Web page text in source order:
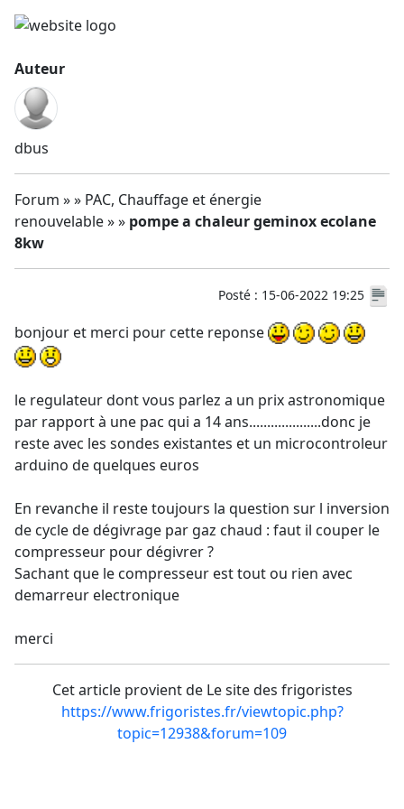
Auteur
dbus
Forum » » PAC, Chauffage et énergie
renouvelable » » pompe a chaleur geminox ecolane
8kw
Posté : 15-06-2022 19:25
bonjour et merci pour cette reponse
le regulateur dont vous parlez a un prix astronomique
par rapport à une pac qui a 14 ans....................donc je
reste avec les sondes existantes et un microcontroleur
arduino de quelques euros
En revanche il reste toujours la question sur l inversion
de cycle de dégivrage par gaz chaud : faut il couper le
compresseur pour dégivrer ?
Sachant que le compresseur est tout ou rien avec
demarreur electronique
merci
Cet article provient de Le site des frigoristes
https://www.frigoristes.fr/viewtopic.php?
topic=12938&forum=109